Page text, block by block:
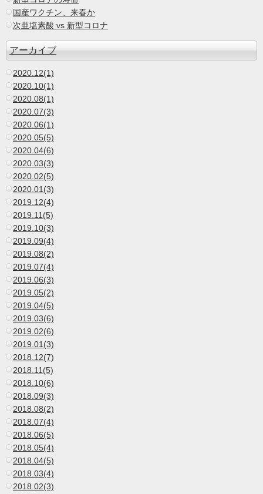
国産ワクチン、来春か
次亜塩素酸 vs 新型コロナ
アーカイブ
2020.12(1)
2020.10(1)
2020.08(1)
2020.07(3)
2020.06(1)
2020.05(5)
2020.04(6)
2020.03(3)
2020.02(5)
2020.01(3)
2019.12(4)
2019.11(5)
2019.10(3)
2019.09(4)
2019.08(2)
2019.07(4)
2019.06(3)
2019.05(2)
2019.04(5)
2019.03(6)
2019.02(6)
2019.01(3)
2018.12(7)
2018.11(5)
2018.10(6)
2018.09(3)
2018.08(2)
2018.07(4)
2018.06(5)
2018.05(4)
2018.04(5)
2018.03(4)
2018.02(3)